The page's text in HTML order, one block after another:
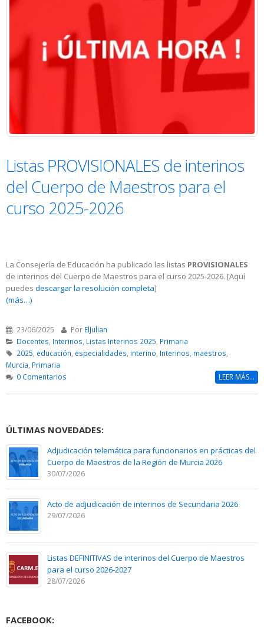
Listas PROVISIONALES de interinos
del Cuerpo de Maestros para el
curso 2025-2026
La Consejería de Educación ha publicado las listas PROVISIONALES
de interinos del Cuerpo de Maestros para el curso 2025-2026. [Aquí
puedes descargar la resolución completa]
(más…)
23/06/2025 Por ElJulian
Docentes Interinos Listas Interinos 2025 Primaria
2025 educación especialidades interino Interinos maestros
Murcia Primaria
0 Comentarios
LEER MÁS...
ÚLTIMAS NOVEDADES:
Adjudicación telemática para funcionarios en prácticas del
Cuerpo de Maestros de la Región de Murcia 2026
30/07/2026
Acto de adjudicación de interinos de Secundaria 2026
29/07/2026
Listas DEFINITIVAS de interinos del Cuerpo de Maestros
para el curso 2026-2027
28/07/2026
FACEBOOK: